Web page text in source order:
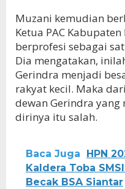
Muzani kemudian
Ketua PAC
berprofesi sebagai
Dia mengatakan,
Gerindra menjadi
rakyat kecil. Maka
dewan Gerindra yang
dirinya itu salah.
Baca Juga
HPN
Kaldera Toba
Becak BSA Siantar